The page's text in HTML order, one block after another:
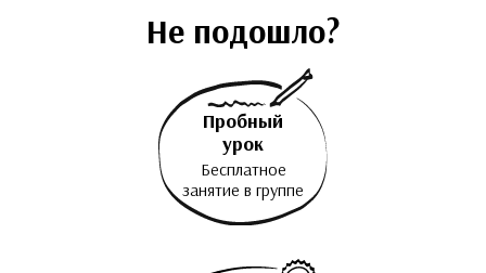
Не подошло?
Пробный
урок
Бесплатное
занятие в группе